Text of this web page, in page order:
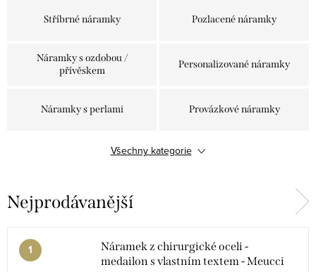
Stříbrné náramky Pozlacené náramky
Náramky s ozdobou /
přívěskem
Personalizované náramky
Náramky s perlami Provázkové náramky
Náramky na nohu Pevné náramky
Náramky s minerály
Všechny kategorie
Nejprodávanější
Náramek z chirurgické oceli -
medailon s vlastním textem - Meucci